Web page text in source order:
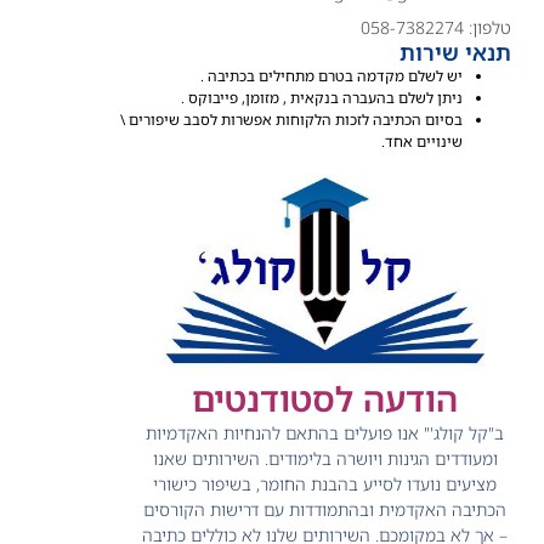
טלפון: 058-7382274
תנאי שירות
יש לשלם מקדמה בטרם מתחילים בכתיבה .
ניתן לשלם בהעברה בנקאית , מזומן, פייבוקס .
בסיום הכתיבה לזכות הלקוחות אפשרות לסבב שיפורים \
שינויים אחד.
הודעה לסטודנטים
ב"קל קולג'" אנו פועלים בהתאם להנחיות האקדמיות
ומעודדים הגינות ויושרה בלימודים. השירותים שאנו
מציעים נועדו לסייע בהבנת החומר, בשיפור כישורי
הכתיבה האקדמית ובהתמודדות עם דרישות הקורסים
– אך לא במקומכם. השירותים שלנו לא כוללים כתיבה